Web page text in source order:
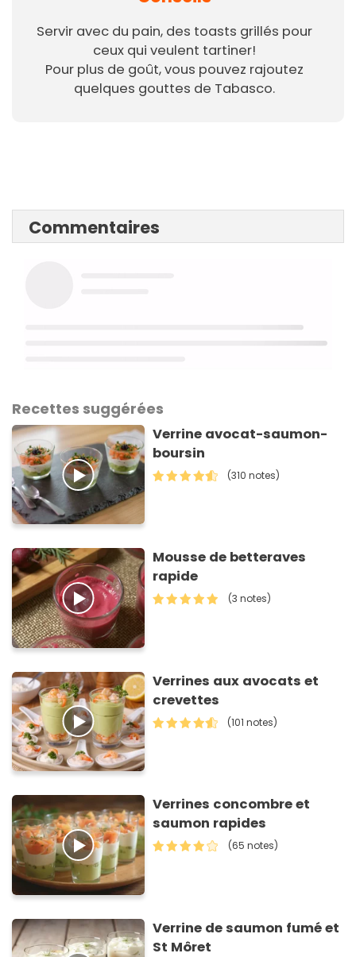
Servir avec du pain, des toasts grillés pour
ceux qui veulent tartiner!
Pour plus de goût, vous pouvez rajoutez
quelques gouttes de Tabasco.
Commentaires
Recettes suggérées
Verrine avocat-saumon-
boursin
(310 notes)
Mousse de betteraves
rapide
(3 notes)
Verrines aux avocats et
crevettes
(101 notes)
Verrines concombre et
saumon rapides
(65 notes)
Verrine de saumon fumé et
St Môret